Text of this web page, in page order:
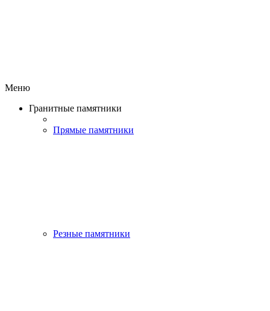
Меню
Гранитные памятники
Прямые памятники
Резные памятники